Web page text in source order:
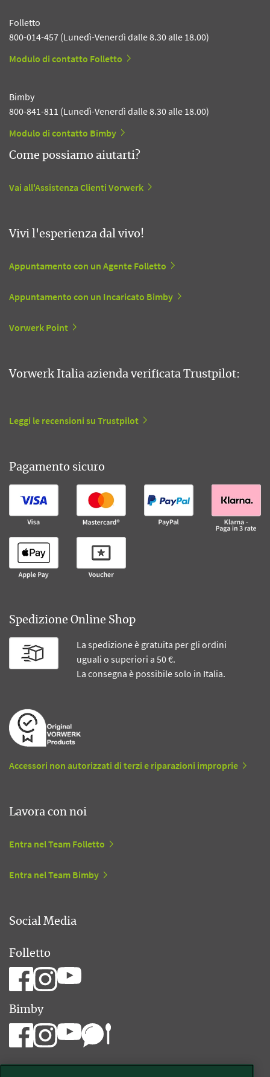
Folletto
800-014-457 (Lunedì-Venerdì dalle 8.30 alle 18.00)
Modulo di contatto Folletto
Bimby
800-841-811 (Lunedì-Venerdì dalle 8.30 alle 18.00)
Modulo di contatto Bimby
Come possiamo aiutarti?
Vai all'Assistenza Clienti Vorwerk
Vivi l'esperienza dal vivo!
Appuntamento con un Agente Folletto
Appuntamento con un Incaricato Bimby
Vorwerk Point
Vorwerk Italia azienda verificata Trustpilot:
Leggi le recensioni su Trustpilot
Pagamento sicuro
Spedizione Online Shop
La spedizione è gratuita per gli ordini
uguali o superiori a 50 €.
La consegna è possibile solo in Italia.
Accessori non autorizzati di terzi e riparazioni improprie
Lavora con noi
Entra nel Team Folletto
Entra nel Team Bimby
Social Media
Folletto
Bimby